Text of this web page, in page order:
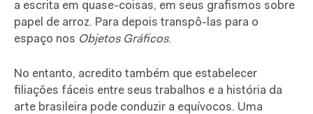
a escrita em quase-coisas, em seus grafismos sobre
papel de arroz. Para depois transpô-las para o
espaço nos Objetos Gráficos.
No entanto, acredito também que estabelecer
filiações fáceis entre seus trabalhos e a história da
arte brasileira pode conduzir a equívocos. Uma